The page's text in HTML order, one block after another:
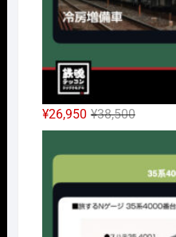
¥38,500元
の
価
¥38,500
¥26,950
現
在
の
は